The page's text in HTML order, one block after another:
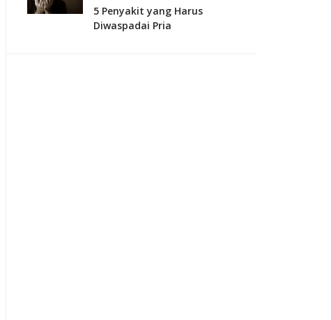
5 Penyakit yang Harus
Diwaspadai Pria